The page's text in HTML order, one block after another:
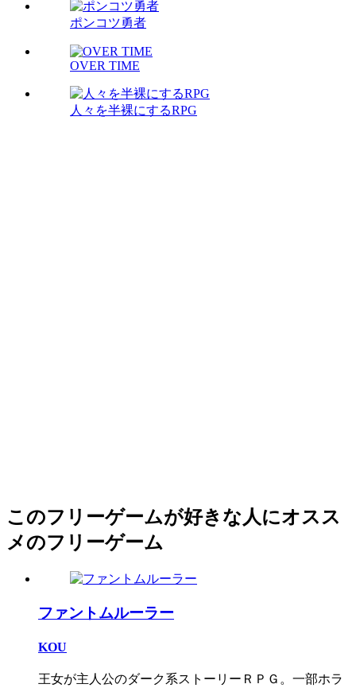
ポンコツ勇者
OVER TIME
人々を半裸にするRPG
このフリーゲームが好きな人にオスス
メのフリーゲーム
ファントムルーラー
KOU
王女が主人公のダーク系ストーリーＲＰＧ。一部ホラ